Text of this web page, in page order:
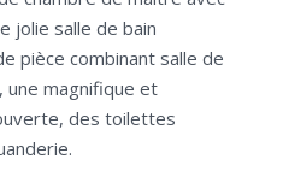
jolie salle de bain
pièce combinant salle de
une magnifique et
des toilettes